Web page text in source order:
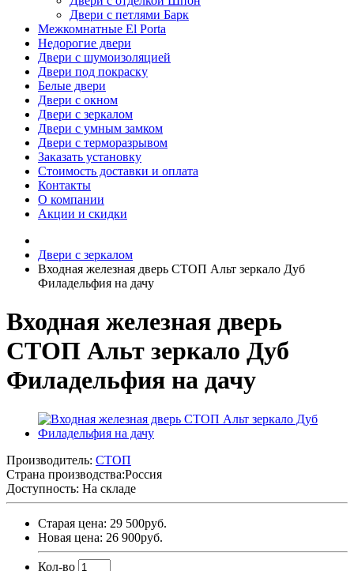
Двери с петлями Барк
Межкомнатные El Porta
Недорогие двери
Двери с шумоизоляцией
Двери под покраску
Белые двери
Двери с окном
Двери с зеркалом
Двери с умным замком
Двери с терморазрывом
Заказать установку
Стоимость доставки и оплата
Контакты
О компании
Акции и скидки
Двери с зеркалом
Входная железная дверь СТОП Альт зеркало Дуб
Филадельфия на дачу
Входная железная дверь
СТОП Альт зеркало Дуб
Филадельфия на дачу
Производитель: СТОП
Страна производства:Россия
Доступность: На складе
Старая цена: 29 500руб.
Новая цена: 26 900руб.
Кол-во